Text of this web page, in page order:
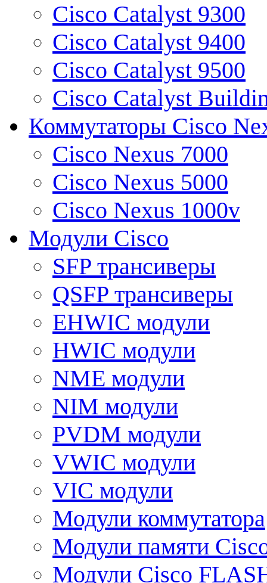
Cisco Catalyst 9300
Cisco Catalyst 9400
Cisco Catalyst 9500
Cisco Catalyst
Коммутаторы Cisco
Cisco Nexus 7000
Cisco Nexus 5000
Cisco Nexus 1000v
Модули Cisco
SFP трансиверы
QSFP трансиверы
EHWIC модули
HWIC модули
NME модули
NIM модули
PVDM модули
VWIC модули
VIC модули
Модули коммутатора
Модули памяти
Модули Cisco